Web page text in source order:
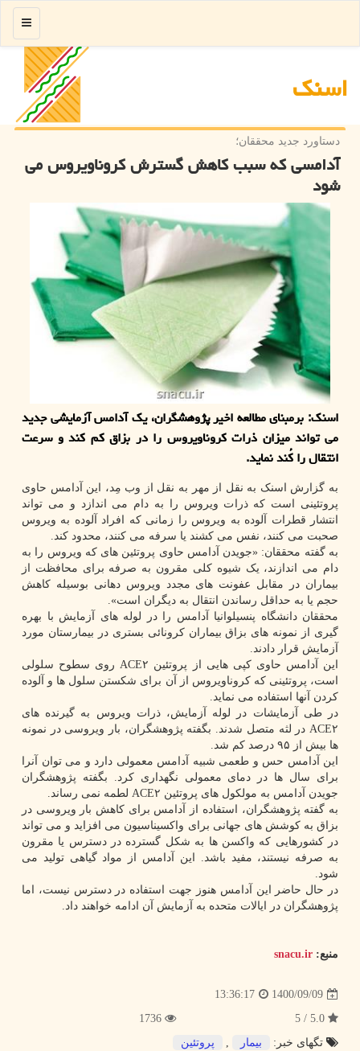
اسنك
منو
دستاورد جدید محققان؛
آدامسی که سبب کاهش گسترش کروناویروس می
شود
اسنک: برمبنای مطالعه اخیر پژوهشگران، یک آدامس آزمایشی جدید
می تواند میزان ذرات کروناویروس را در بزاق کم کند و سرعت
انتقال را کُند نماید.
به گزارش اسنک به نقل از مهر به نقل از وب مِد، این آدامس حاوی
پروتئینی است که ذرات ویروس را به دام می اندازد و می تواند
انتشار قطرات آلوده به ویروس را زمانی که افراد آلوده به ویروس
صحبت می کنند، نفس می کشند یا سرفه می کنند، محدود کند.
به گفته محققان: «جویدن آدامس حاوی پروتئین های که ویروس را به
دام می اندازند، یک شیوه کلی مقرون به صرفه برای محافظت از
بیماران در مقابل عفونت های مجدد ویروس دهانی بوسیله کاهش
حجم یا به حداقل رساندن انتقال به دیگران است».
محققان دانشگاه پنسیلوانیا آدامس را در لوله های آزمایش با بهره
گیری از نمونه های بزاق بیماران کرونائی بستری در بیمارستان مورد
آزمایش قرار دادند.
این آدامس حاوی کپی هایی از پروتئین ACE۲ روی سطوح سلولی
است، پروتئینی که کروناویروس از آن برای شکستن سلول ها و آلوده
کردن آنها استفاده می نماید.
در طی آزمایشات در لوله آزمایش، ذرات ویروس به گیرنده های
ACE۲ در لثه متصل شدند. بگفته پژوهشگران، بار ویروسی در نمونه
ها بیش از ۹۵ درصد کم شد.
این آدامس حس و طعمی شبیه آدامس معمولی دارد و می توان آنرا
برای سال ها در دمای معمولی نگهداری کرد. بگفته پژوهشگران
جویدن آدامس به مولکول های پروتئین ACE۲ لطمه نمی رساند.
به گفته پژوهشگران، استفاده از آدامس برای کاهش بار ویروسی در
بزاق به کوشش های جهانی برای واکسیناسیون می افزاید و می تواند
در کشورهایی که واکسن ها به شکل گسترده در دسترس یا مقرون
به صرفه نیستند، مفید باشد. این آدامس از مواد گیاهی تولید می
شود.
در حال حاضر این آدامس هنوز جهت استفاده در دسترس نیست، اما
پژوهشگران در ایالات متحده به آزمایش آن ادامه خواهند داد.
منبع: snacu.ir
1400/09/09
13:36:17
تگهای خبر:
بیمار , پروتئین